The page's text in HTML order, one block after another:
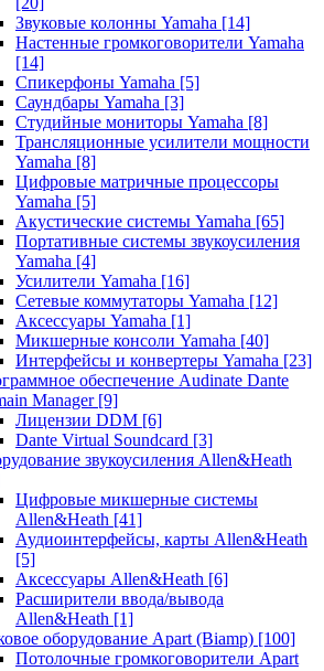
Звуковые колонны Yamaha [14]
Настенные громкоговорители Yamaha
[14]
Спикерфоны Yamaha [5]
Саундбары Yamaha [3]
Студийные мониторы Yamaha [8]
Трансляционные усилители мощности
Yamaha [8]
Цифровые матричные процессоры
Yamaha [5]
Акустические системы Yamaha [65]
Портативные системы звукоусиления
Yamaha [4]
Усилители Yamaha [16]
Сетевые коммутаторы Yamaha [12]
Аксессуары Yamaha [1]
Микшерные консоли Yamaha [40]
Интерфейсы и конвертеры Yamaha [23]
обеспечение Audinate Dante
Manager [9]
Лицензии DDM [6]
Dante Virtual Soundcard [3]
звукоусиления Allen&Heath
Цифровые микшерные системы
Allen&Heath [41]
Аудиоинтерфейсы, карты Allen&Heath
[5]
Аксессуары Allen&Heath [6]
Расширители ввода/вывода
Allen&Heath [1]
оборудование Apart (Biamp) [100]
Потолочные громкоговорители Apart